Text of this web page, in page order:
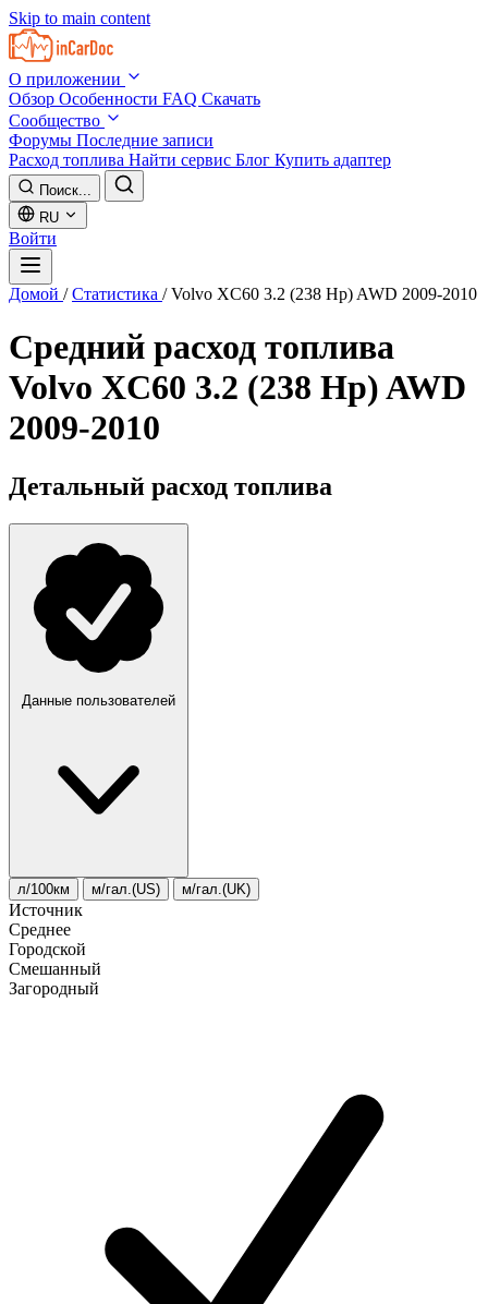
Skip to main content
О приложении
Обзор Особенности FAQ Скачать
Сообщество
Форумы Последние записи
Расход топлива Найти сервис Блог Купить адаптер
Поиск...
RU
Войти
Домой / Статистика / Volvo XC60 3.2 (238 Hp) AWD 2009-2010
Средний расход топлива
Volvo XC60 3.2 (238 Hp) AWD
2009-2010
Детальный расход топлива
Данные пользователей
л/100км м/гал.(US) м/гал.(UK)
Источник
Среднее
Городской
Смешанный
Загородный